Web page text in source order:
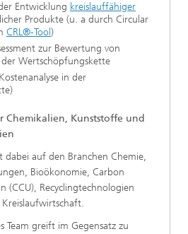
Entwicklung kreislauffähiger
Produkte (u. a durch Circular
CRL®-Tool)
zur Bewertung von
Wertschöpfungskette
in der
Kunststoffe und
dabei auf den Branchen Chemie,
Bioökonomie, Carbon
(CCU), Recyclingtechnologien
Team greift im Gegensatz zu